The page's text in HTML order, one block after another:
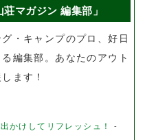
マガジン 編集部」
・キャンプのプロ、好日
編集部。あなたのアウト
ます！
かけしてリフレッシュ！
-